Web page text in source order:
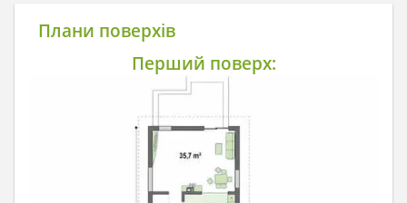
Плани поверхів
Перший поверх: